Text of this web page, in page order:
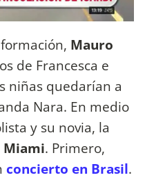
Mauro
de Francesca e
niñas quedarían a
Nara. En medio
y su novia, la
Miami. Primero,
concierto en Brasil.